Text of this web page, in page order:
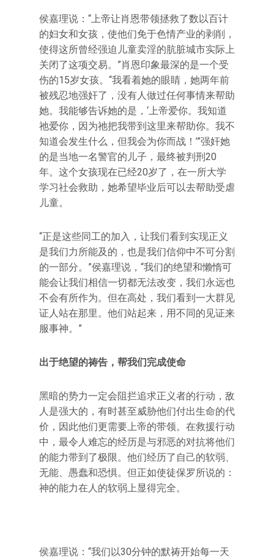
侯嘉理说：“上帝让肖恩带领拯救了数以百计
的妇女和女孩，使他们免于色情产业的剥削，
使得这所曾经强迫儿童卖淫的肮脏城市实际上
关闭了这项交易。”肖恩印象最深的是一个受
伤的15岁女孩。“我看着她的眼睛，她两年前
被残忍地强奸了，没有人做过任何事情来帮助
她。我能够告诉她的是，‘上帝爱你。我知道
祂爱你，因为祂把我带到这里来帮助你。我不
知道会发生什么，但我会为你而战！’”强奸她
的是当地一名警官的儿子，最终被判刑20
年。这个女孩现在已经20岁了，在一所大学
学习社会救助，她希望毕业后可以去帮助受虐
儿童。
“正是这些同工的加入，让我们看到实现正义
是我们力所能及的，也是我们信仰中不可分割
的一部分。”侯嘉理说，“我们的绝望和懒惰可
能会让我们相信一切都无法改变，我们永远也
不会有所作为。但在高处，我们看到一大群见
证人站在那里。他们站起来，用不同的见证来
服事神。”
出于绝望的祷告，帮我们完成使命
黑暗的势力一定会阻拦追求正义者的行动，敌
人是强大的，有时甚至威胁他们付出生命的代
价，因此他们更需要上帝的带领。在救援行动
中，最令人难忘的经历是与邪恶的对抗将他们
的能力带到了极限。他们经历了自己的软弱、
无能、愚蠢和恐惧。但正如使徒保罗所说的：
神的能力在人的软弱上显得完全。
侯嘉理说：“我们以30分钟的默祷开始每一天